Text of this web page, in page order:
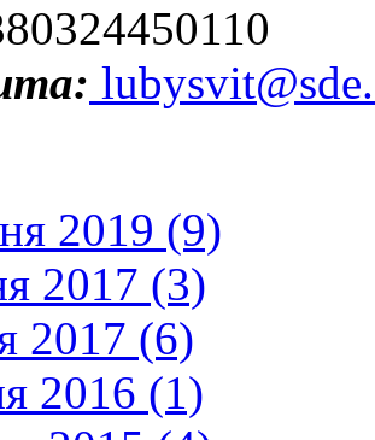
2019 (9)
2017 (3)
2017 (6)
2016 (1)